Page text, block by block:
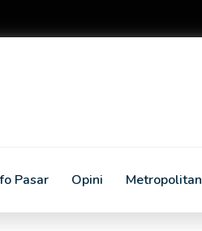
Pasar Opini Metropolitan